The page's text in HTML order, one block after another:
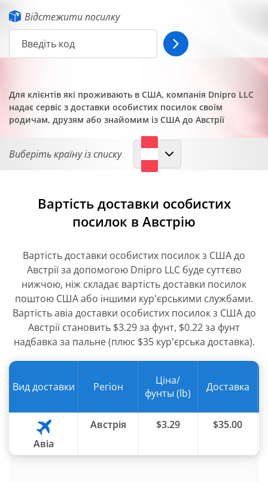
Відстежити посилку
Для клієнтів які проживають в США, компанія Dnipro LLC
надає сервіс з доставки особистих посилок своїм
родичам, друзям або знайомим із США до Австрії
Виберіть країну із списку
Вартість доставки особистих
посилок в Австрію
Вартість доставки особистих посилок з США до
Австрії за допомогою Dnipro LLC буде суттєво
нижчою, ніж складає вартість доставки посилок
поштою США або іншими кур'єрськими службами.
Вартість авіа доставки особистих посилок з США до
Австрії становить $3.29 за фунт, $0.22 за фунт
надбавка за пальне (плюс $35 кур'єрська доставка).
Вид доставки Регіон
Ціна/
фунты (lb)
Доставка
Авіа
Австрія $3.29 $35.00